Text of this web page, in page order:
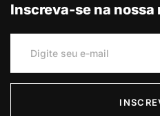
Inscreva-se na